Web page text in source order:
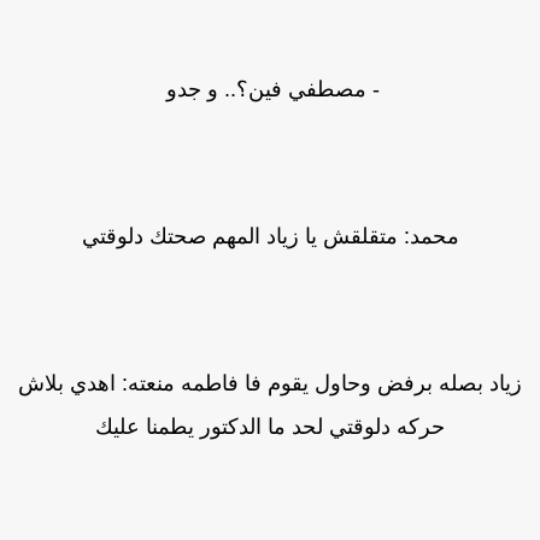
- مصطفي فين؟.. و جدو
محمد: متقلقش يا زياد المهم صحتك دلوقتي
بصله برفض وحاول يقوم فا فاطمه منعته: اهدي بلاش
حركه دلوقتي لحد ما الدكتور يطمنا عليك